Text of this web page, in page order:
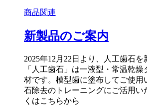
商品関連
新製品のご案内
2025年12月22日より、人工歯石を
「人工歯石」は一液型・常温乾
材です。模型歯に塗布してご使用
石除去のトレーニングにご活用い
くはこちらから